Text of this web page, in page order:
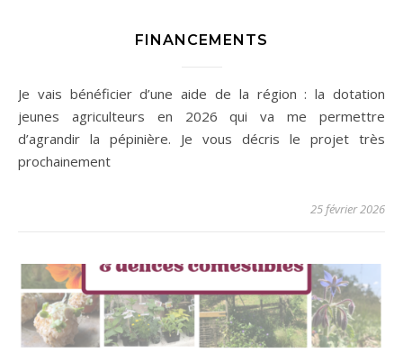
FINANCEMENTS
Je vais bénéficier d’une aide de la région : la dotation
jeunes agriculteurs en 2026 qui va me permettre
d’agrandir la pépinière. Je vous décris le projet très
prochainement
25 février 2026